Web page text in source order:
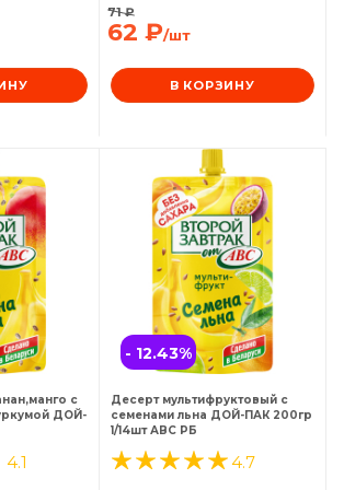
62 ₽/шт
71₽
В КОРЗИНУ
с
ДОЙ-
4.1
- 12.43%
Десерт мультифруктовый с
семенами льна ДОЙ-ПАК 200гр
1/14шт АВС РБ
4.7